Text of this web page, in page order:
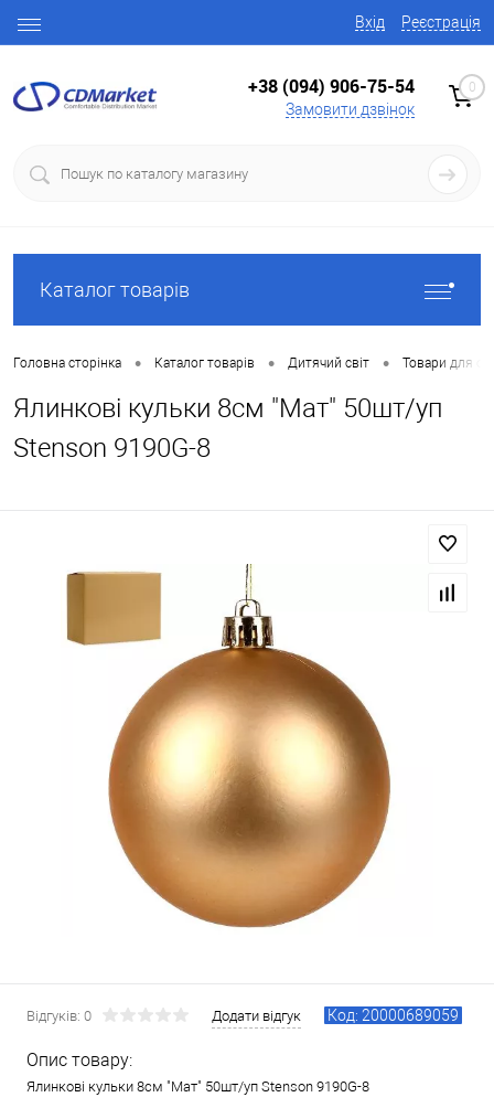
Вхід Реєстрація
+38 (094) 906-75-54
Замовити дзвінок
0
Каталог товарів
Головна сторінка • Каталог товарів • Дитячий світ • Товари для
Ялинкові кульки 8см "Мат" 50шт/уп
Stenson 9190G-8
Відгуків: 0 Додати відгук Код: 20000689059
Опис товару:
Ялинкові кульки 8см "Мат" 50шт/уп Stenson 9190G-8